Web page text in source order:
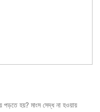
পড়তে হয়? মাংস সেদ্ধ না হওয়ায়